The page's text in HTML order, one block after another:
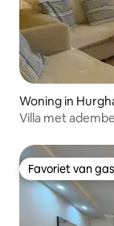
Woning in
Villa met
Favoriet van
Favoriet van